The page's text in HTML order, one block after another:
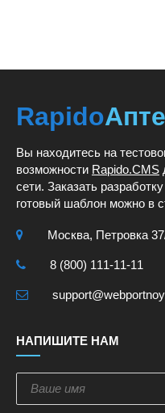
Rapido
Вы находитесь на
возможности Rapido.CMS
сети. Заказать
готовый шаблон можно в
Москва, Петровка
8 (800) 111-11-11
НАПИШИТЕ НАМ